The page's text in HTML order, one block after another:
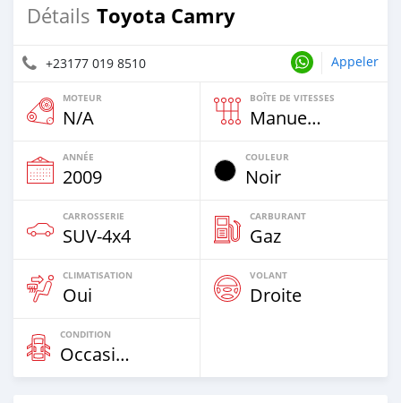
Détails Toyota Camry
+23177 019 8510 Appeler
MOTEUR
N/A
BOÎTE DE VITESSES
Manuelle
ANNÉE
2009
COULEUR
Noir
CARROSSERIE
SUV‒4x4
CARBURANT
Gaz
CLIMATISATION
Oui
VOLANT
Droite
CONDITION
Occasion